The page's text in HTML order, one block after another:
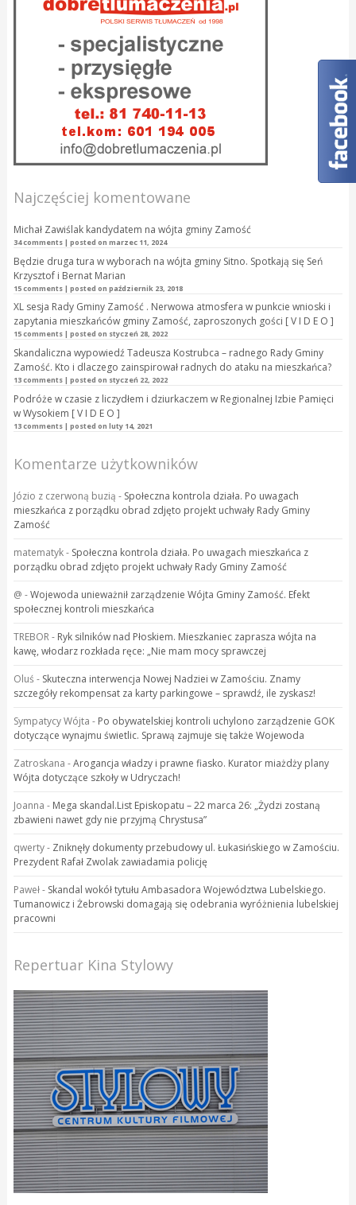
Najczęściej komentowane
Michał Zawiślak kandydatem na wójta gminy Zamość
34 comments| posted on marzec 11, 2024
Będzie druga tura w wyborach na wójta gminy Sitno. Spotkają się Seń
Krzysztof i Bernat Marian
15 comments| posted on październik 23, 2018
XL sesja Rady Gminy Zamość . Nerwowa atmosfera w punkcie wnioski i
zapytania mieszkańców gminy Zamość, zaproszonych gości [ V I D E O ]
15 comments| posted on styczeń 28, 2022
Skandaliczna wypowiedź Tadeusza Kostrubca – radnego Rady Gminy
Zamość. Kto i dlaczego zainspirował radnych do ataku na mieszkańca?
13 comments| posted on styczeń 22, 2022
Podróże w czasie z liczydłem i dziurkaczem w Regionalnej Izbie Pamięci
w Wysokiem [ V I D E O ]
13 comments| posted on luty 14, 2021
Komentarze użytkowników
Józio z czerwoną buzią - Społeczna kontrola działa. Po uwagach
mieszkańca z porządku obrad zdjęto projekt uchwały Rady Gminy
Zamość
matematyk- Społeczna kontrola działa. Po uwagach mieszkańca z
porządku obrad zdjęto projekt uchwały Rady Gminy Zamość
@ -Wojewoda unieważnił zarządzenie Wójta Gminy Zamość. Efekt
społecznej kontroli mieszkańca
TREBOR- Ryk silników nad Płoskiem. Mieszkaniec zaprasza wójta na
kawę, włodarz rozkłada ręce: „Nie mam mocy sprawczej
Oluś - Skuteczna interwencja Nowej Nadziei w Zamościu. Znamy
szczegóły rekompensat za karty parkingowe – sprawdź, ile zyskasz!
Sympatycy Wójta - Po obywatelskiej kontroli uchylono zarządzenie GOK
dotyczące wynajmu świetlic. Sprawą zajmuje się także Wojewoda
Zatroskana -Arogancja władzy i prawne fiasko. Kurator miażdży plany
Wójta dotyczące szkoły w Udryczach!
Joanna - Mega skandal.List Episkopatu – 22 marca 26: „Żydzi zostaną
zbawieni nawet gdy nie przyjmą Chrystusa”
qwerty- Zniknęły dokumenty przebudowy ul. Łukasińskiego w Zamościu.
Prezydent Rafał Zwolak zawiadamia policję
Paweł- Skandal wokół tytułu Ambasadora Województwa Lubelskiego.
Tumanowicz i Żebrowski domagają się odebrania wyróżnienia lubelskiej
pracowni
Repertuar Kina Stylowy